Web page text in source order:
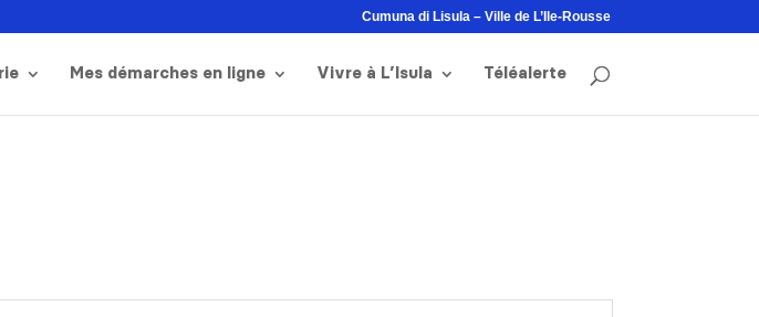
Cumuna di Lisula – Ville de L’Ile-Rousse
Mes démarches en ligne Vivre à L’Isula Téléalerte